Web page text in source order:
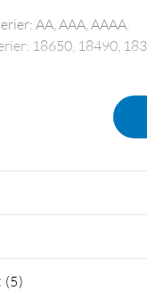
AA, AAA, AAAA.
18650, 18490,
(5)